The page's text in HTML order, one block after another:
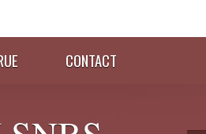
CONTACT